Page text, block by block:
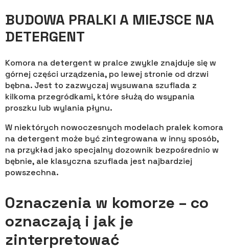
BUDOWA PRALKI A MIEJSCE NA
DETERGENT
Komora na detergent w pralce zwykle znajduje się w
górnej części urządzenia, po lewej stronie od drzwi
bębna. Jest to zazwyczaj wysuwana szuflada z
kilkoma przegródkami, które służą do wsypania
proszku lub wylania płynu.
W niektórych nowoczesnych modelach pralek komora
na detergent może być zintegrowana w inny sposób,
na przykład jako specjalny dozownik bezpośrednio w
bębnie, ale klasyczna szuflada jest najbardziej
powszechna.
Oznaczenia w komorze – co
oznaczają i jak je
zinterpretować